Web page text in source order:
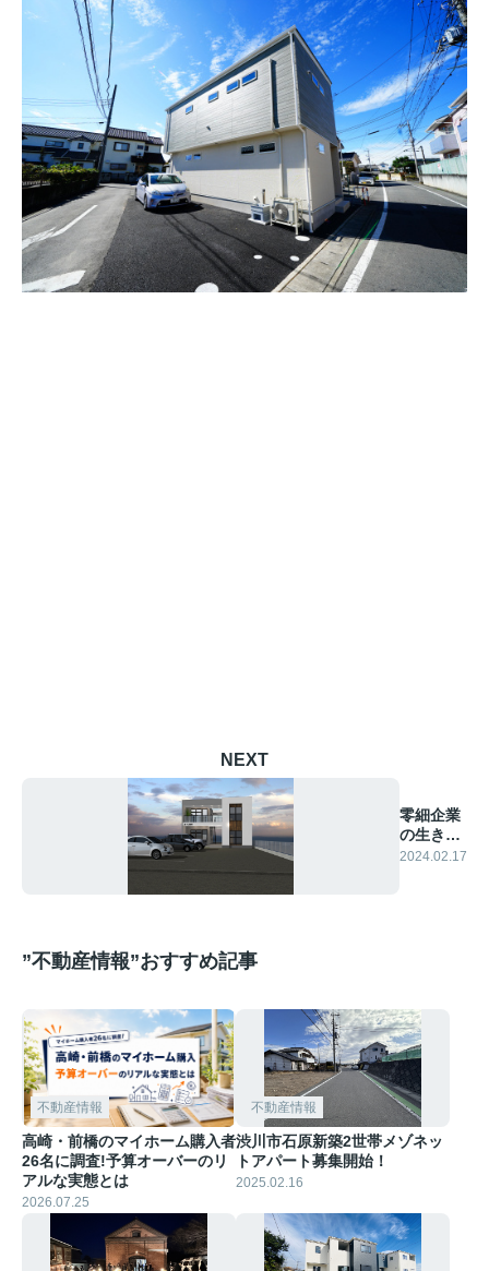
NEXT
零細企業
の生きる
道。
2024.02.17
”不動産情報”おすすめ記事
不動産情報
高崎・前橋のマイホーム購入者
26名に調査!予算オーバーのリ
アルな実態とは
2026.07.25
不動産情報
渋川市石原新築2世帯メゾネッ
トアパート募集開始！
2025.02.16